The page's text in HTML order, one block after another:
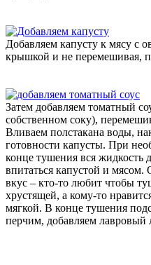
Добавляем капусту к мясу с
крышкой и не перемешивая,
Затем добавляем томатный
собственном соку),
Вливаем полстакана воды,
готовности капусты. При
конце тушения вся жидкость
впитаться капустой и мясом.
вкус – кто-то любит чтобы
хрустящей, а кому-то
мягкой. В конце тушения
перчим, добавляем лавровый